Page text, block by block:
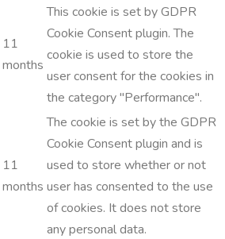
11
months
This cookie is set by GDPR
Cookie Consent plugin. The
cookie is used to store the
user consent for the cookies in
the category "Performance".
11
months
The cookie is set by the GDPR
Cookie Consent plugin and is
used to store whether or not
user has consented to the use
of cookies. It does not store
any personal data.